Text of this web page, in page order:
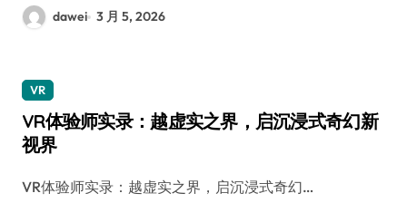
dawei 3 月 5, 2026
VR
VR体验师实录：越虚实之界，启沉浸式奇幻新
视界
VR体验师实录：越虚实之界，启沉浸式奇幻…